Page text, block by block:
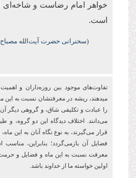
خواهر امام رضاست و شاخه‌ای
است.
(سخنرانی حضرت آیت‌الله
تفاوت‌های موجود بین روزه‌‏داران و
می‏دهند، ریشه در معرفتشان نسبت به این
را عبادت و تكلیفی شاق، و گروهی دیگر
می‌دانند. اختلاف دیدگاه این دو گروه، و
قرار می‌گیرند، به نوع نگاه آنان به این
فضایل آن بازمی‌گردد؛ بنابراین،
معرفت نسبت به این ماه و فضایل و
اولین خواسته ما از خداوند باشد.